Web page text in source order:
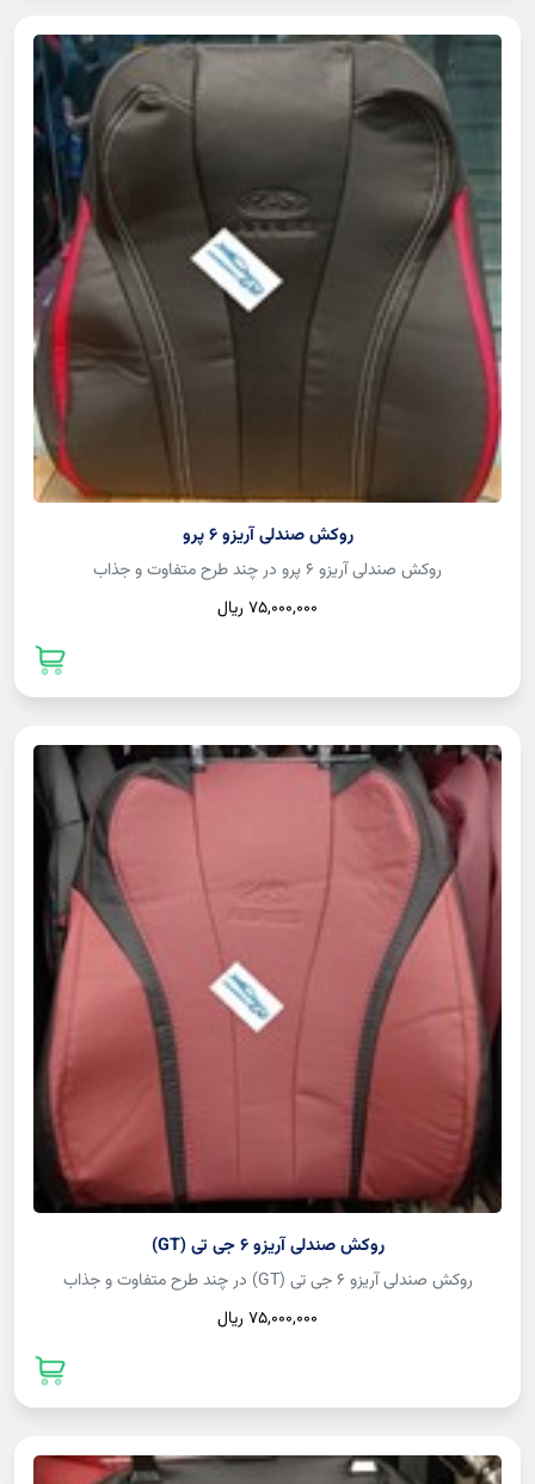
روکش صندلی آریزو 6 پرو
روکش صندلی آریزو 6 پرو در چند طرح متفاوت و جذاب
75,000,000 ريال
روکش صندلی آریزو 6 جی تی (GT)
روکش صندلی آریزو 6 جی تی (GT) در چند طرح متفاوت و جذاب
75,000,000 ريال